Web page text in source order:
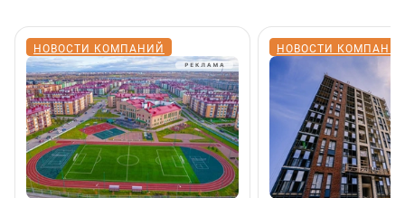
НОВОСТИ КОМПАНИЙ НОВОСТИ